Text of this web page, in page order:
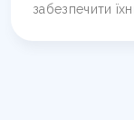
забезпечити